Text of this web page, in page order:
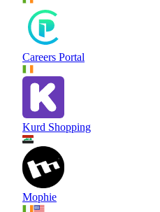
Careers Portal
Kurd Shopping
Mophie